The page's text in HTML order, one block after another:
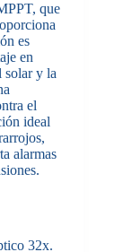
que
es
en
solar y la
el
ideal
alarmas
32x.